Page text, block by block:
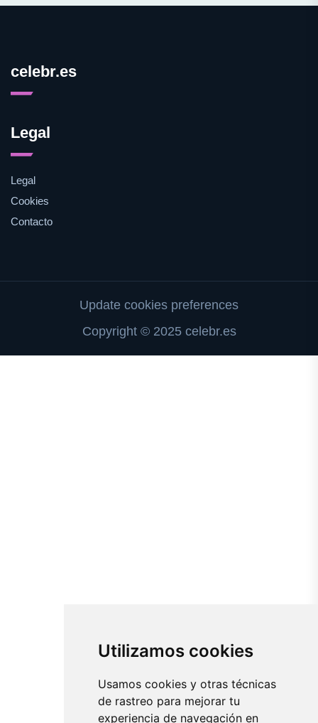
Utilizamos cookies
Usamos cookies y otras técnicas
de rastreo para mejorar tu
experiencia de navegación en
celebr.es
Legal
Legal
Cookies
Contacto
Update cookies preferences
Copyright © 2025 celebr.es